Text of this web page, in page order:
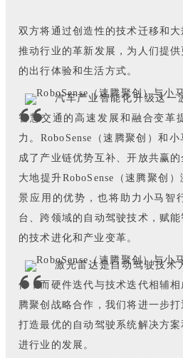
双方将通过创造性的技术迁移和大
推动行业的革新发展，为人们提
的出行体验和生活方式。
汽车产业智能化升级这一
智慧交通的高速发展和融合变革
力。RoboSense（速腾聚创）和
成了产业链优势互补、开放共赢
大地提升RoboSense（速腾聚创
景应用的优势，也将助力小马智
台、跨领域的自动驾驶技术，赋
的技术进化和产业变革。
激光雷达是自动驾驶技术
件，而硬件迭代与技术迭代相辅
腾聚创战略合作，我们将进一步打
打造最优的自动驾驶系统解决方
进行业的发展。